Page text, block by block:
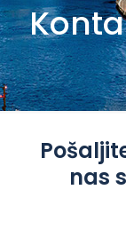
nas